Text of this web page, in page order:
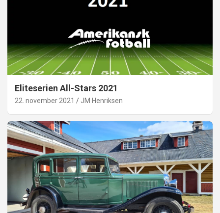
Eliteserien All-Stars 2021
22. november 2021 JM Henriksen